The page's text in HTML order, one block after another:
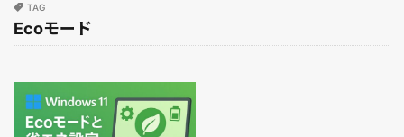
TAG
Ecoモード